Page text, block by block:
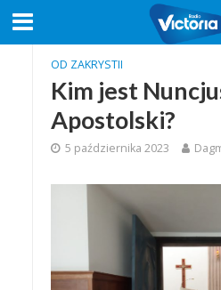
OD ZAKRYSTII
Kim jest
Apostolski?
5 października 2023